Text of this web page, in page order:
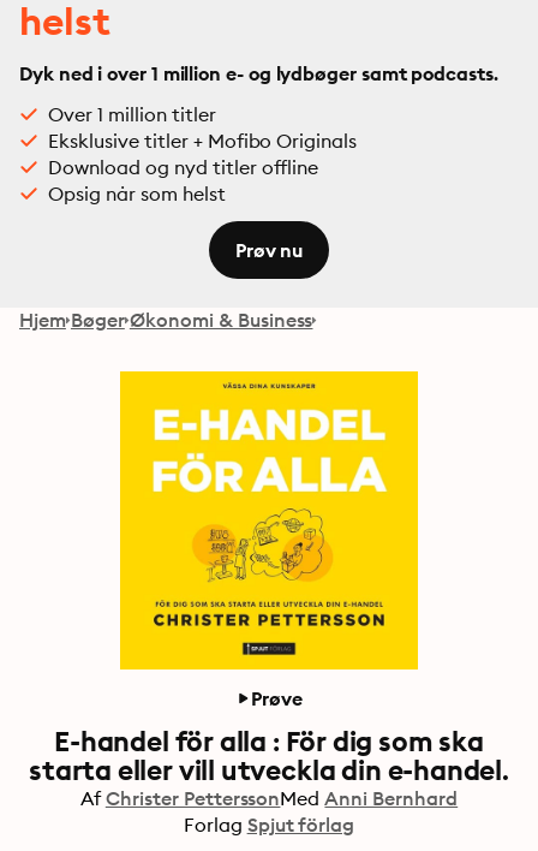
helst
Dyk ned i over 1 million e- og lydbøger samt podcasts.
Over 1 million titler
Eksklusive titler + Mofibo Originals
Download og nyd titler offline
Opsig når som helst
Prøv nu
Hjem Bøger Økonomi & Business
Prøve
E-handel för alla : För dig som ska
starta eller vill utveckla din e-handel.
Af Christer PetterssonMed Anni Bernhard
Forlag Spjut förlag